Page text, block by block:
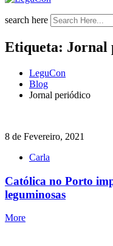
search here
Etiqueta: Jornal
LeguCon
Blog
Jornal periódico
8 de Fevereiro, 2021
Carla
Católica no Porto
leguminosas
More